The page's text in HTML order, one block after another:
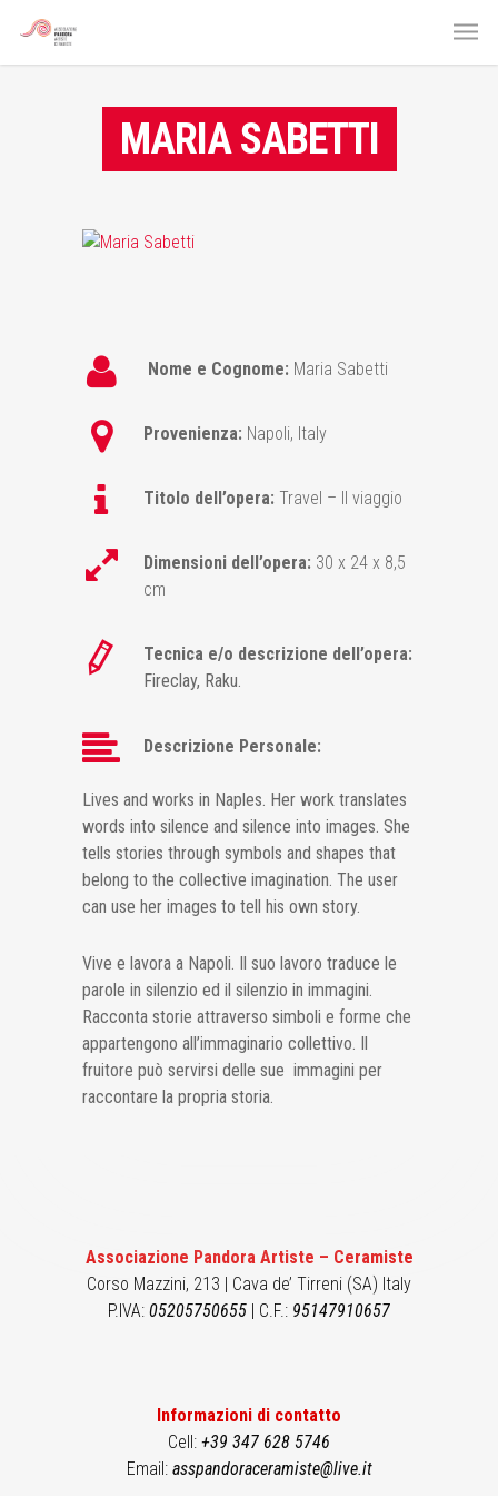
MARIA SABETTI
Nome e Cognome: Maria Sabetti
Provenienza: Napoli, Italy
Titolo dell’opera: Travel – Il viaggio
Dimensioni dell’opera: 30 x 24 x 8,5
cm
Tecnica e/o descrizione dell’opera:
Fireclay, Raku.
Descrizione Personale:
Lives and works in Naples. Her work translates
words into silence and silence into images. She
tells stories through symbols and shapes that
belong to the collective imagination. The user
can use her images to tell his own story.
Vive e lavora a Napoli. Il suo lavoro traduce le
parole in silenzio ed il silenzio in immagini.
Racconta storie attraverso simboli e forme che
appartengono all’immaginario collettivo. Il
fruitore può servirsi delle sue immagini per
raccontare la propria storia.
Associazione Pandora Artiste – Ceramiste
Corso Mazzini, 213 | Cava de’ Tirreni (SA) Italy
P.IVA: 05205750655 | C.F.: 95147910657
Informazioni di contatto
Cell: +39 347 628 5746
Email: asspandoraceramiste@live.it